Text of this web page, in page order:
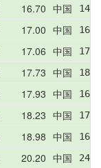
16.70 中国
17.00 中国
17.06 中国
17.73 中国
17.93 中国
18.23 中国
18.98 中国
20.20 中国